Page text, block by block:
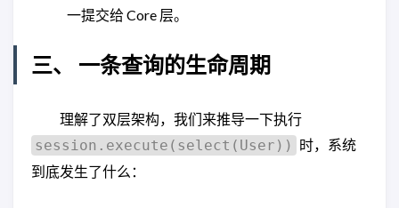
一提交给 Core 层。
三、 一条查询的生命周期
理解了双层架构，我们来推导一下执行
session.execute(select(User)) 时，系统
到底发生了什么：